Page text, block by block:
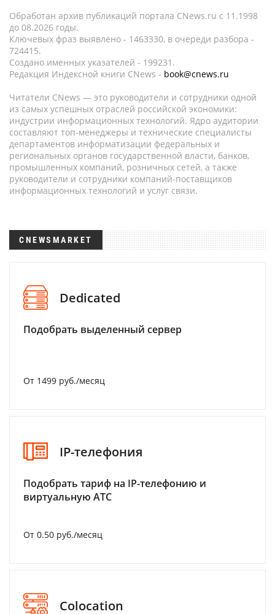
Обработан архив публикаций портала CNews.ru c 11.1998
до 08.2026 годы.
Ключевых фраз выявлено - 1463330, в очереди разбора -
724415.
Создано именных указателей - 199231.
Редакция Индексной книги CNews - book@cnews.ru
Читатели CNews — это руководители и сотрудники одной
из самых успешных отраслей российской экономики:
индустрии информационных технологий. Ядро аудитории
составляют топ-менеджеры и технические специалисты
департаментов информатизации федеральных и
региональных органов государственной власти, банков,
промышленных компаний, розничных сетей, а также
руководители и сотрудники компаний-поставщиков
информационных технологий и услуг связи.
CNEWSMARKET
Dedicated
Подобрать выделенный сервер
От 1499 руб./месяц
IP-телефония
Подобрать тариф на IP-телефонию и
виртуальную АТС
От 0.50 руб./месяц
Colocation